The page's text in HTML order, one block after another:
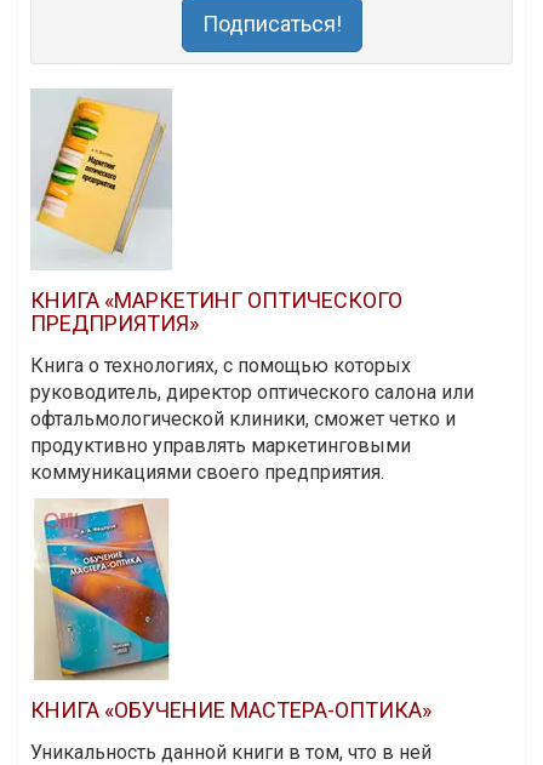
Подписаться!
КНИГА «МАРКЕТИНГ ОПТИЧЕСКОГО
ПРЕДПРИЯТИЯ»
Книга о технологиях, с помощью которых
руководитель, директор оптического салона или
офтальмологической клиники, сможет четко и
продуктивно управлять маркетинговыми
коммуникациями своего предприятия.
КНИГА «ОБУЧЕНИЕ МАСТЕРА-ОПТИКА»
Уникальность данной книги в том, что в ней